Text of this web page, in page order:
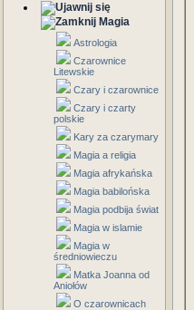
Magia
Astrologia
Czarownice
Litewskie
Czary i czarownice
Czary i czarty
polskie
Kary za czarymary
Magia a religia
Magia afrykańska
Magia babilońska
Magia podbija świat
Magia w islamie
Magia w
średniowieczu
Matka Joanna od
Aniołów
O czarownicach